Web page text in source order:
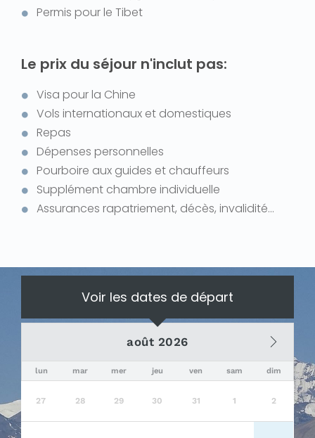
Permis pour le Tibet
Le prix du séjour n'inclut pas:
Visa pour la Chine
Vols internationaux et domestiques
Repas
Dépenses personnelles
Pourboire aux guides et chauffeurs
Supplément chambre individuelle
Assurances rapatriement, décès, invalidité…
Voir les dates de départ
août 2026
lun mar mer jeu ven sam dim
27 28 29 30 31 1 2